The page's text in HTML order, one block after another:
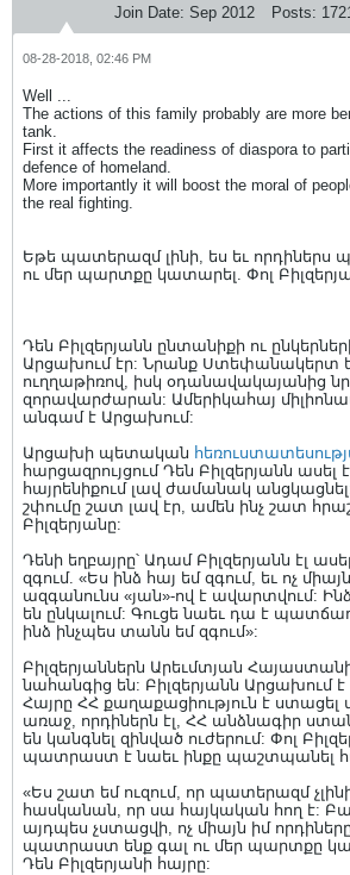
Join Date: Sep 2012 Posts:
08-28-2018, 02:46 PM
Well ...
The actions of this family probably are more
tank.
First it affects the readiness of diaspora to
defence of homeland.
More importantly it will boost the moral of
the real fighting.
Եթե պատերազմ լինի, ես եւ
ու մեր պարտքը կատարել. Փոլ
Դեն Բիլզերյանն ընտանիքի ու
Արցախում էր: Նրանք Ստեփանակերտ
ուղղաթիռով, իսկ օդանավակայանից
զորավարժարան: Ամերիկահայ
անգամ է Արցախում:
Արցախի պետական
հարցազրույցում Դեն Բիլզերյանն ասել
հայրենիքում լավ ժամանակ
շփումը շատ լավ էր, ամեն ինչ շատ
Բիլզերյանը:
Դենի եղբայրը՝ Ադամ Բիլզերյանն էլ
զգում. «Ես ինձ հայ եմ զգում, եւ ոչ
ազգանունս «յան»-ով է ավարտվում:
են ընկալում: Գուցե նաեւ դա է
ինձ ինչպես տանն եմ զգում»:
Բիլզերյաններն Արեւմտյան
նահանգից են: Բիլզերյանն Արցախում է
Հայրը ՀՀ քաղաքացիություն է
առաջ, որդիներն էլ, ՀՀ անձնագիր
են կանգնել զինված ուժերում: Փոլ
պատրաստ է նաեւ ինքը պաշտպանել
«Ես շատ եմ ուզում, որ պատերազմ
հասկանան, որ սա հայկական հող է:
այդպես չստացվի, ոչ միայն իմ
պատրաստ ենք գալ ու մեր պարտքը
Դեն Բիլզերյանի հայրը: